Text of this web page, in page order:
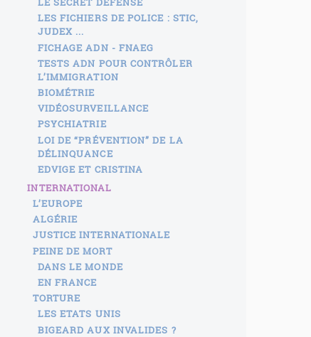
LES FICHIERS DE POLICE : STIC,
JUDEX ...
FICHAGE ADN - FNAEG
TESTS ADN POUR CONTRÔLER
L’IMMIGRATION
BIOMÉTRIE
VIDÉOSURVEILLANCE
PSYCHIATRIE
LOI DE “PRÉVENTION” DE LA
DÉLINQUANCE
EDVIGE ET CRISTINA
INTERNATIONAL
L’EUROPE
ALGÉRIE
JUSTICE INTERNATIONALE
PEINE DE MORT
DANS LE MONDE
EN FRANCE
TORTURE
LES ETATS UNIS
BIGEARD AUX INVALIDES ?